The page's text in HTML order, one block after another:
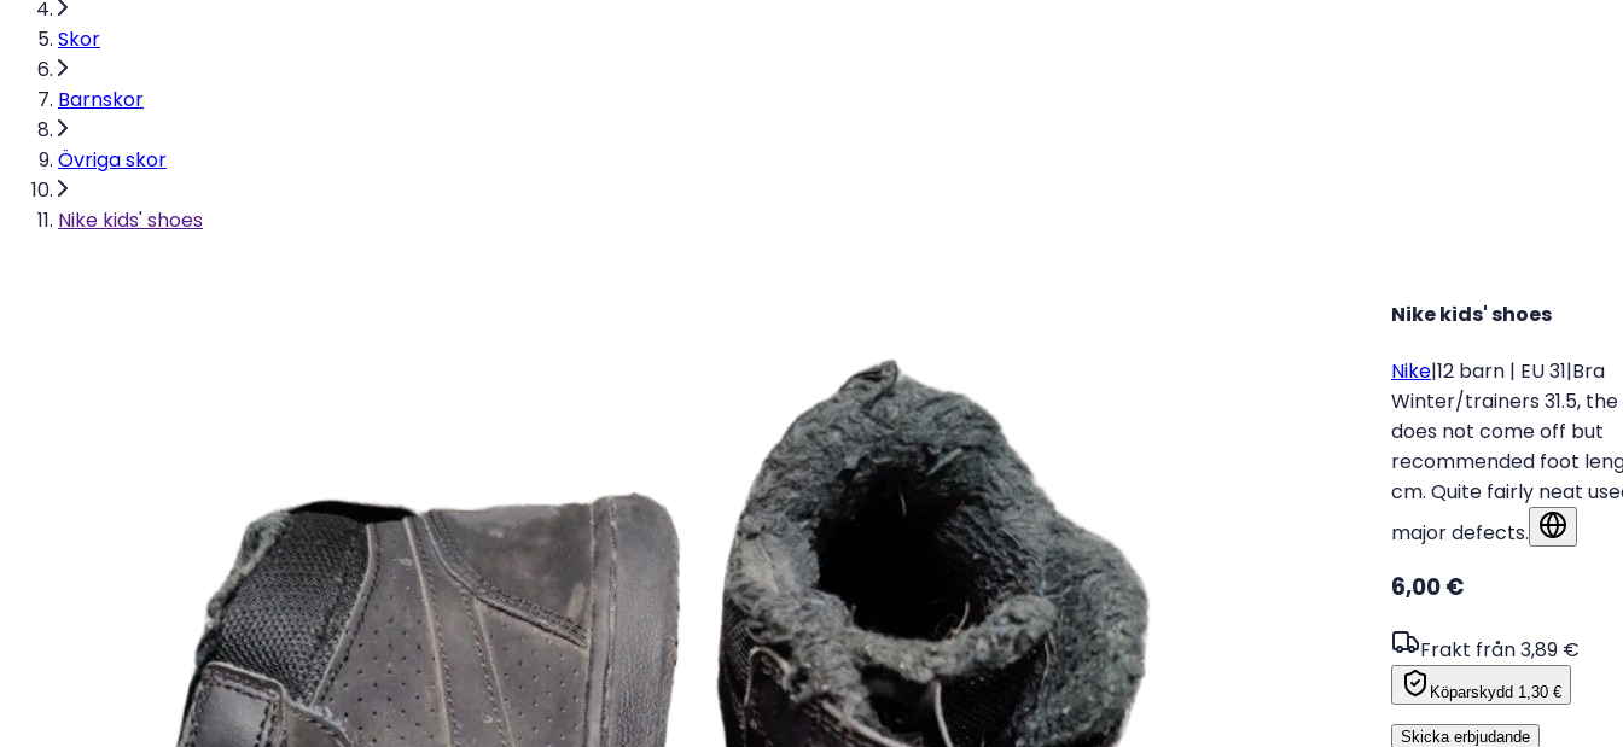
Skor
Barnskor
Övriga skor
Nike kids' shoes
Nike kids' shoes
Nike|12 barn | EU 31|Bra
Winter/trainers 31.5, the
does not come off but
recommended foot
cm. Quite fairly neat
major defects.
6,00 €
Frakt från 3,89 €
Köparskydd 1,30 €
Skicka erbjudande